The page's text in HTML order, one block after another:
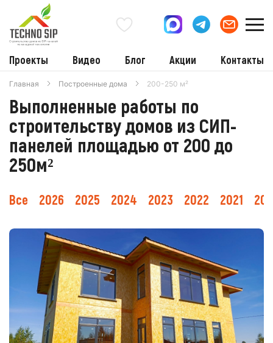
Проекты Видео Блог Акции Контакты
Главная Построенные дома 200-250 м²
Выполненные работы по
строительству домов из СИП-
панелей площадью от 200 до
250м²
Все 2026 2025 2024 2023 2022 2021